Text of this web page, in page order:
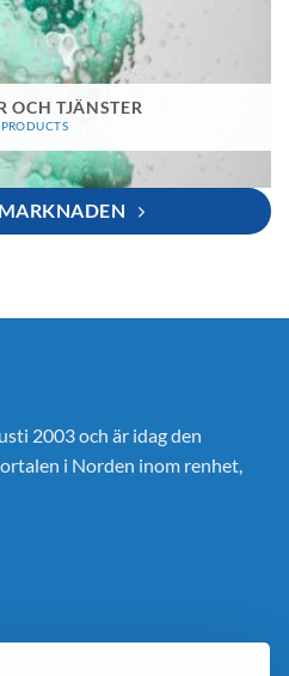
OCH TJÄNSTER
2003 och är idag den
i Norden inom renhet,